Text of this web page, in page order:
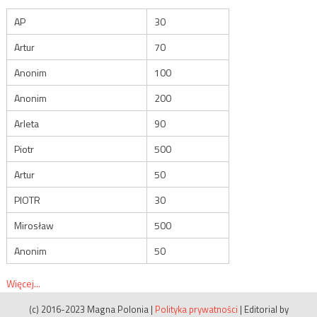
AP
30
Artur
70
Anonim
100
Anonim
200
Arleta
90
Piotr
500
Artur
50
PIOTR
30
Mirosław
500
Anonim
50
Więcej...
(c) 2016-2023 Magna Polonia | Polityka prywatności | Editorial by